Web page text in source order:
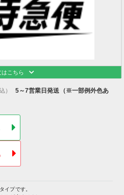
はこちら
）
5～7営業日発送（※一部例外色あ
イプです。